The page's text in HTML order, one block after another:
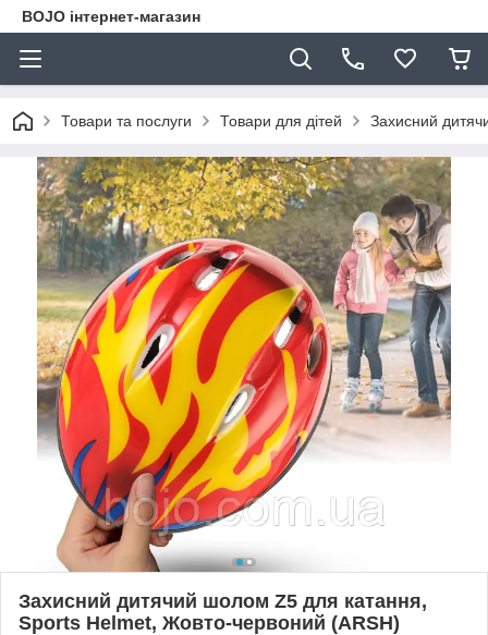
BOJO інтернет-магазин
Товари та послуги Товари для дітей Захисний
Захисний дитячий шолом Z5 для катання,
Sports Helmet, Жовто-червоний (ARSH)